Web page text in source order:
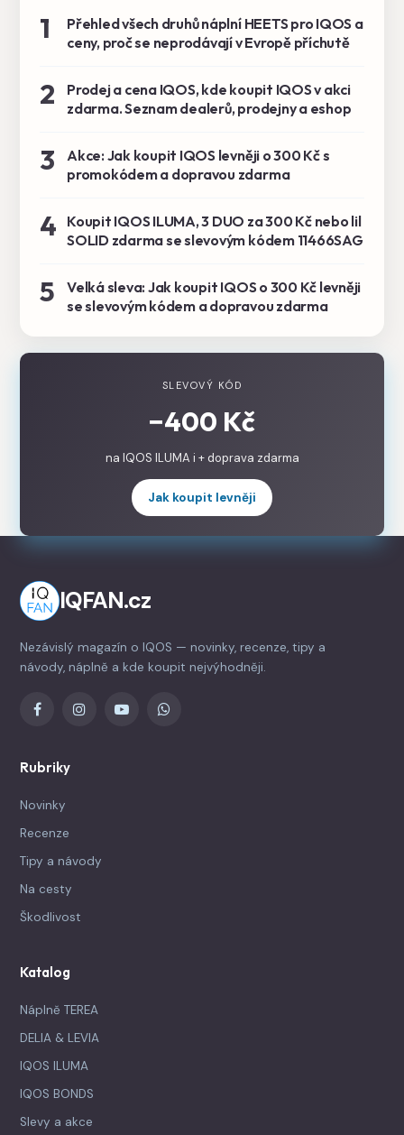
1
Přehled všech druhů náplní HEETS pro IQOS a
ceny, proč se neprodávají v Evropě příchutě
2
Prodej a cena IQOS, kde koupit IQOS v akci
zdarma. Seznam dealerů, prodejny a eshop
3
Akce: Jak koupit IQOS levněji o 300 Kč s
promokódem a dopravou zdarma
4
Koupit IQOS ILUMA, 3 DUO za 300 Kč nebo lil
SOLID zdarma se slevovým kódem 11466SAG
5
Velká sleva: Jak koupit IQOS o 300 Kč levněji
se slevovým kódem a dopravou zdarma
SLEVOVÝ KÓD
−400 Kč
na IQOS ILUMA i + doprava zdarma
Jak koupit levněji
IQFAN.cz
Nezávislý magazín o IQOS — novinky, recenze, tipy a
návody, náplně a kde koupit nejvýhodněji.
Rubriky
Novinky
Recenze
Tipy a návody
Na cesty
Škodlivost
Katalog
Náplně TEREA
DELIA & LEVIA
IQOS ILUMA
IQOS BONDS
Slevy a akce